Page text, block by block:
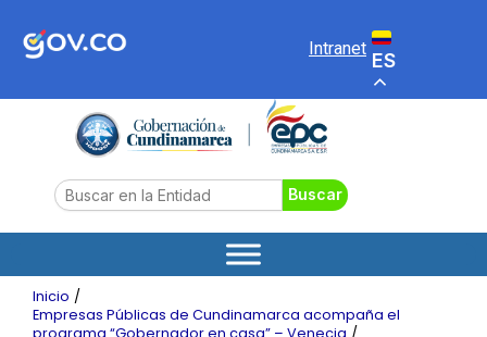
Intranet
ES
Search Buscar
Inicio
Empresas Públicas de Cundinamarca acompaña el
programa “Gobernador en casa” – Venecia